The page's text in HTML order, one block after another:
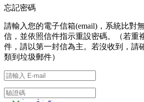
忘記密碼
請輸入您的電子信箱(email)，系統比對
信，並依照信件指示重設密碼。（若重
件，請以第一封信為主。若沒收到，請
類到垃圾郵件）